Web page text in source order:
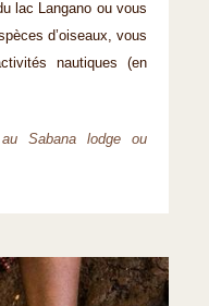
lac Langano ou vous
d’oiseaux, vous
nautiques (en
Sabana lodge ou